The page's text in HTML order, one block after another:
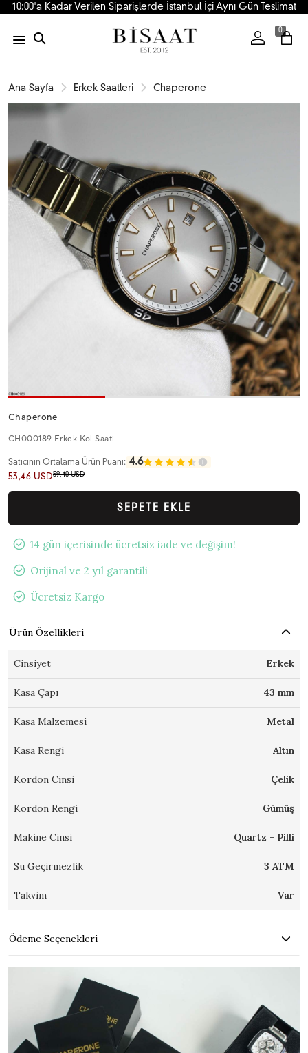
10:00'a Kadar Verilen Siparişlerde İstanbul İçi Aynı Gün Teslimat
0
Ana Sayfa Erkek Saatleri Chaperone
Chaperone
CH000189 Erkek Kol Saati
Satıcının Ortalama Ürün Puanı: 4.6
53,46 USD59,40 USD
SEPETE EKLE
14 gün içerisinde ücretsiz iade ve değişim!
Orijinal ve 2 yıl garantili
Ücretsiz Kargo
Ürün Özellikleri
Cinsiyet Erkek
Kasa Çapı 43 mm
Kasa Malzemesi Metal
Kasa Rengi Altın
Kordon Cinsi Çelik
Kordon Rengi Gümüş
Makine Cinsi Quartz - Pilli
Su Geçirmezlik 3 ATM
Takvim Var
Ödeme Seçenekleri